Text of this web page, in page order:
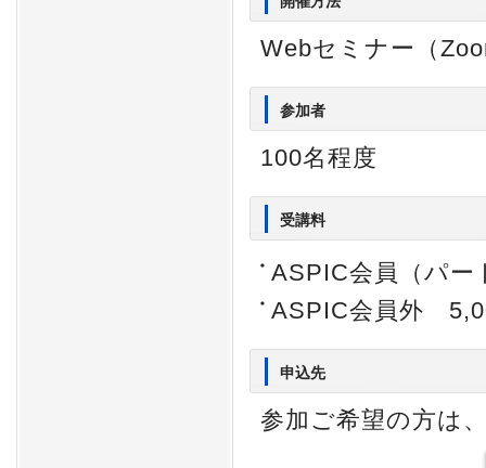
Webセミナー（
参加者
100名程度
受講料
ASPIC会員（パ
ASPIC会員外
申込先
参加ご希望の方は